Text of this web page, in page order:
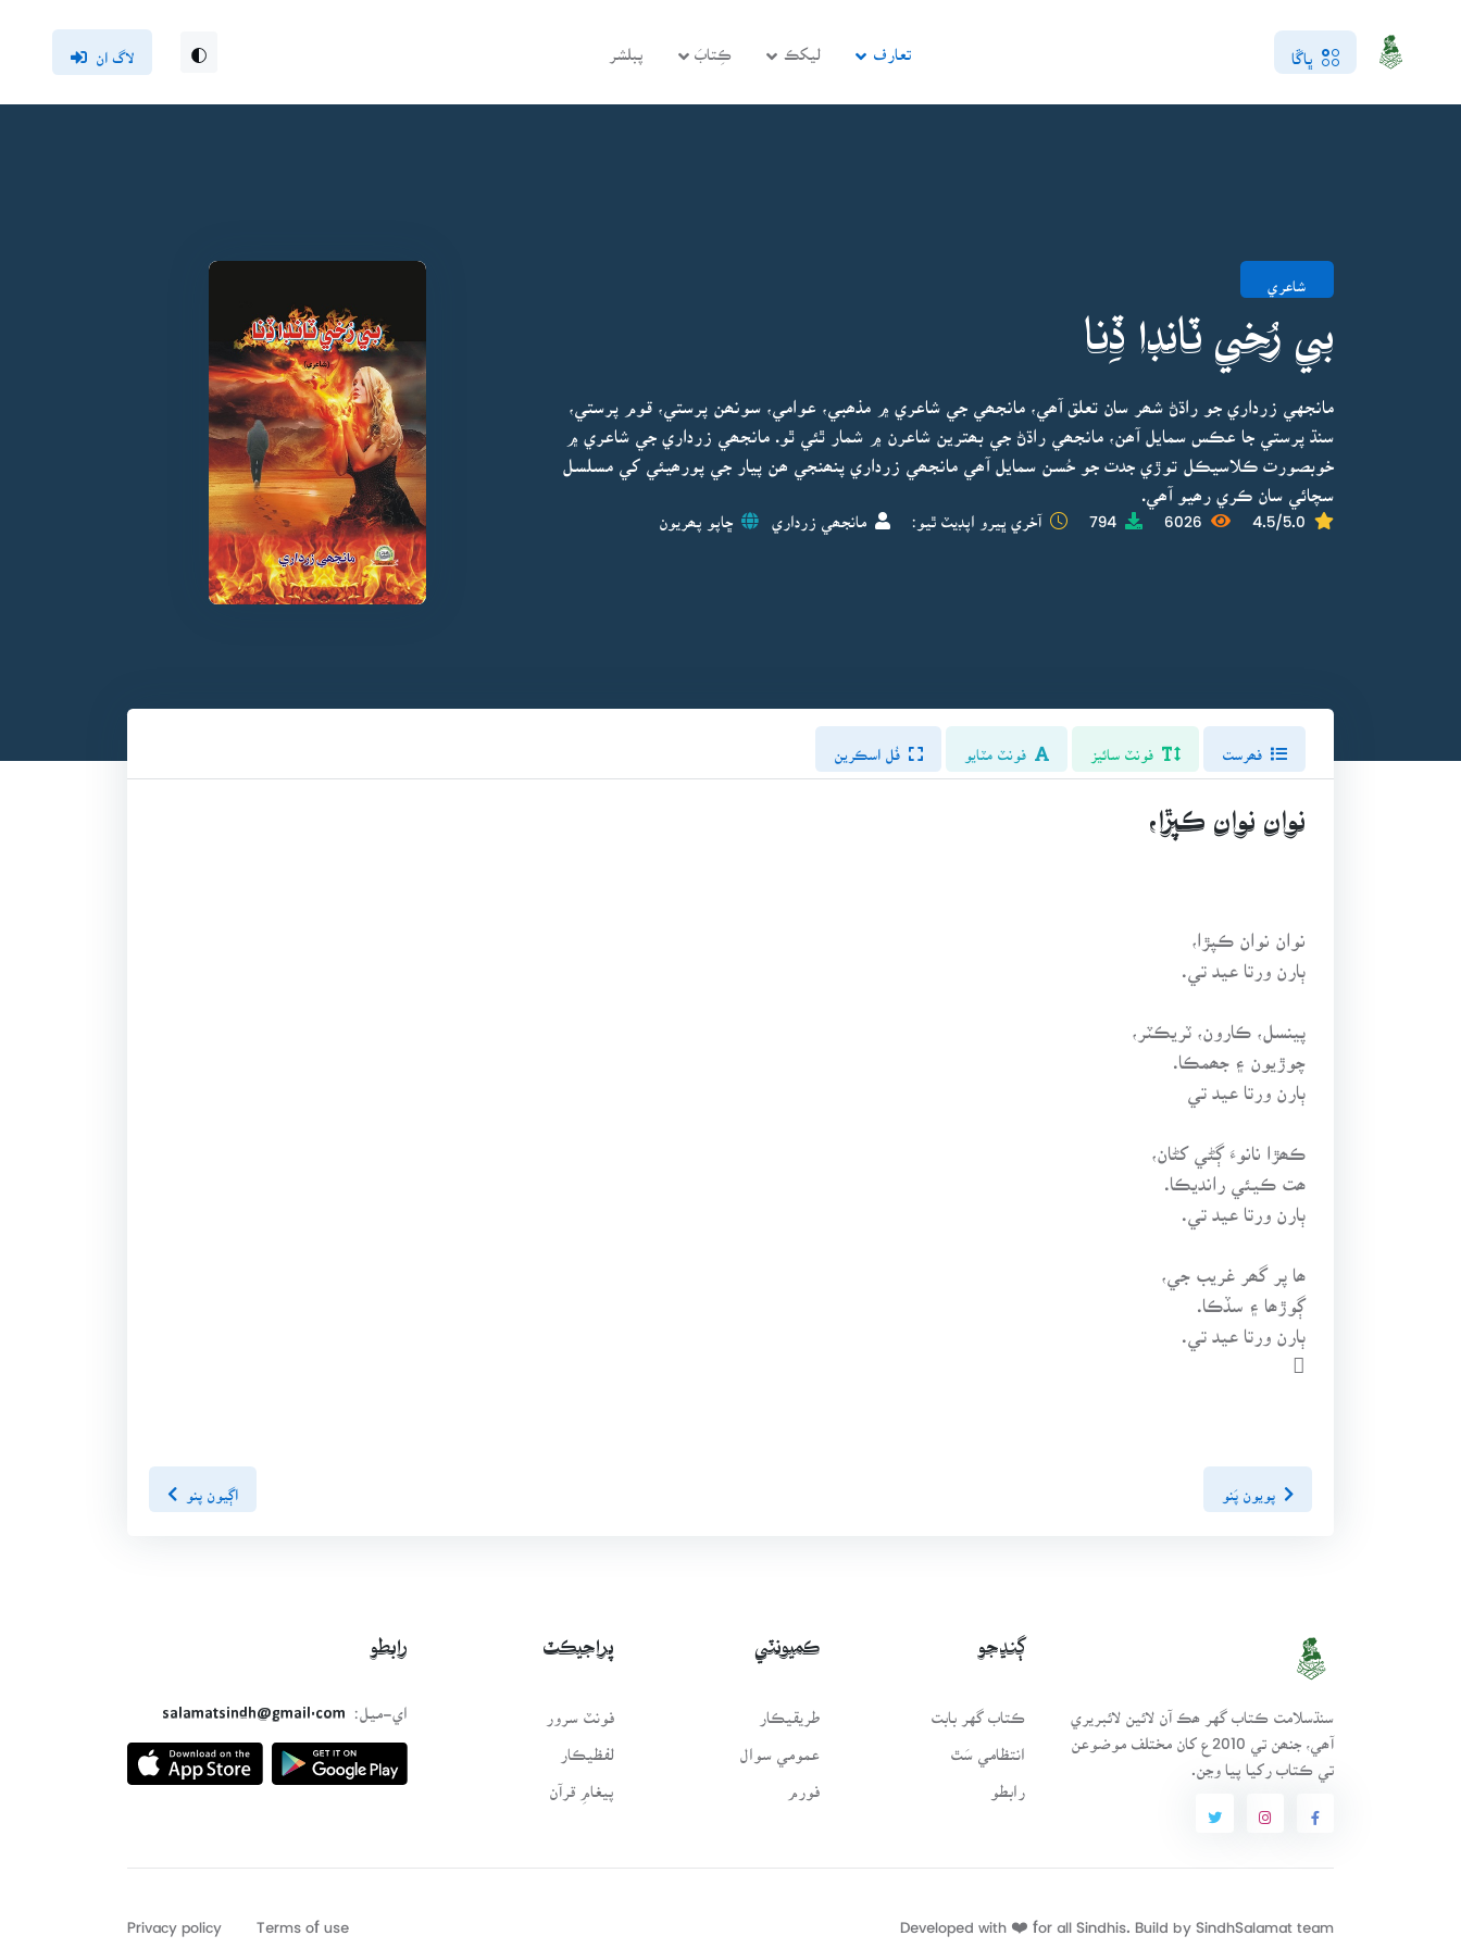
ڀاڱا تعارف ليکڪ ڪِتابَ پبلشر لاگ ان
شاعري
بي رُخي ٽانڊا ڏِنا
مانجهي زرداري جو راڌڻ شھر سان تعلق آھي، مانجھي جي شاعري ۾ مذھبي، عوامي، سونھن پرستي، قوم پرستي،
سنڌ پرستي جا عڪس سمايل آھن، مانجھي راڌڻ جي بھترين شاعرن ۾ شمار ٿئي ٿو. مانجھي زرداري جي شاعري ۾
خوبصورت ڪلاسيڪل توڙي جدت جو حُسن سمايل آھي مانجھي زرداري پنھنجي ھن پيار جي پورھيئي کي مسلسل
سچائي سان ڪري رھيو آھي.
4.5/5.0
6026
794 آخري ڀيرو اپڊيٽ ٿيو: مانجھي زرداري ڇاپو پھريون
فُل اسڪرين
نوان نوان ڪپڙا،
نوان نوان ڪپڙا،
ٻارن ورتا عيد تي.
پينسل، ڪارون، ٽريڪٽر،
چوڙيون ۽ جھمڪا.
ٻارن ورتا عيد تي
ڪھڙا نانوءَ ڳڻي کڻان،
ھت ڪيئي رانديڪا.
ٻارن ورتا عيد تي.
ھا پر گھر غريب جي،
ڳوڙھا ۽ سڏڪا.
ٻارن ورتا عيد تي.

پويون پَنو اڳيون پنو
سنڌسلامت ڪتاب گهر ھڪ آن لائين لائبريري
آھي، جنھن تي 2010ع کان مختلف موضوعن
تي ڪتاب رکيا پيا وڃن.
ڳنڍجو
ڪتاب گهر بابت
انتظامي سَٿ
رابطو
ڪميونٽي
طريقيڪار
عمومي سوال
فورم
پراجيڪٽ
فونٽ سرور
لفظيڪار
پيغامِ قرآن
رابطو
اي-ميل:
salamatsindh@gmail.com
Developed with ❤️ for all Sindhis. Build by
Terms of use